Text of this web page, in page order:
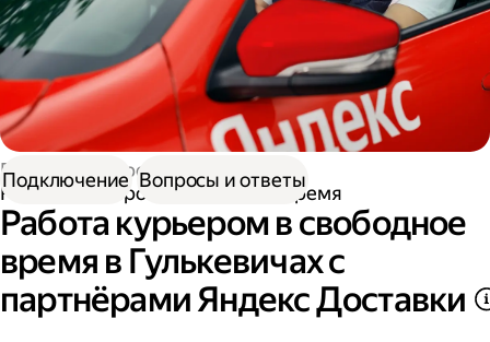
Работа курьером
Работа курьером в свободное время
Работа курьером в свободное
время в Гулькевичах с
партнёрами Яндекс Доставки
Подключение Вопросы и ответы